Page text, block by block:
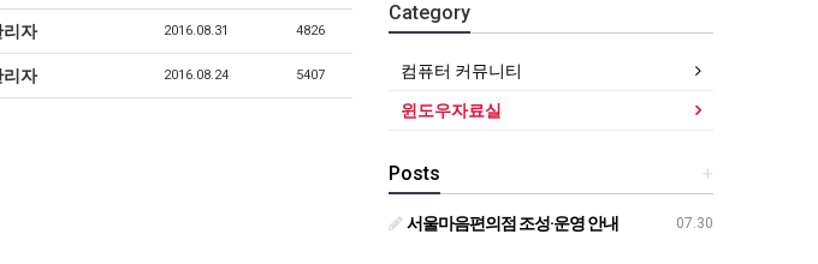
리자 2016.08.31 4826
리자 2016.08.24 5407
Category
컴퓨터 커뮤니티
윈도우자료실
+
Posts
07.30
서울마음편의점 조성·운영 안내